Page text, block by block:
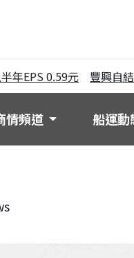
0.59元 豐興自結7
情頻道 船運動